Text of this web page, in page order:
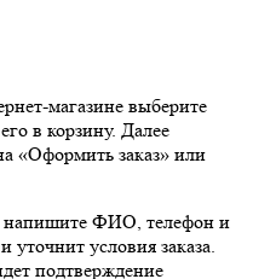
магазине выберите
в корзину. Далее
«Оформить заказ» или
напишите ФИО, телефон и
условия заказа.
подтверждение